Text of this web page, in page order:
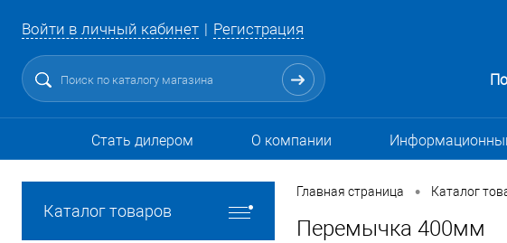
Войти в личный кабинет Регистрация
Стать дилером О компании
Каталог товаров
Главная страница • Каталог
Перемычка 400мм